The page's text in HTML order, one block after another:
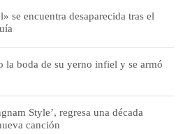
se encuentra desaparecida tras el
la boda de su yerno infiel y se armó
Style’, regresa una década
canción